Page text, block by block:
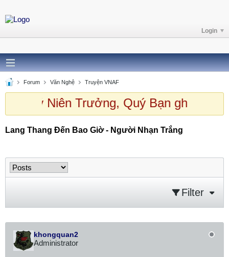
Login
Forum Văn Nghệ Truyện VNAF
Quý Niên Trưởng, Quý Bạn ghé thăm
Lang Thang Đến Bao Giờ - Người Nhạn Trắng
Filter
khongquan2
Administrator